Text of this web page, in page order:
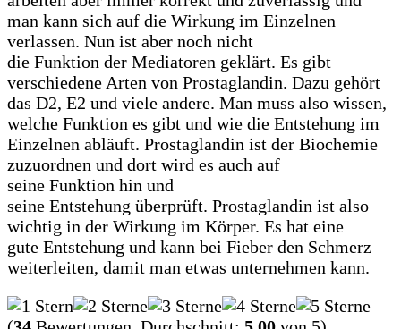
man kann sich auf die Wirkung im Einzelnen
verlassen. Nun ist aber noch nicht
die Funktion der Mediatoren geklärt. Es gibt
verschiedene Arten von Prostaglandin. Dazu gehört
das D2, E2 und viele andere. Man muss also wissen,
welche Funktion es gibt und wie die Entstehung im
Einzelnen abläuft. Prostaglandin ist der Biochemie
zuzuordnen und dort wird es auch auf
seine Funktion hin und
seine Entstehung überprüft. Prostaglandin ist also
wichtig in der Wirkung im Körper. Es hat eine
gute Entstehung und kann bei Fieber den Schmerz
weiterleiten, damit man etwas unternehmen kann.